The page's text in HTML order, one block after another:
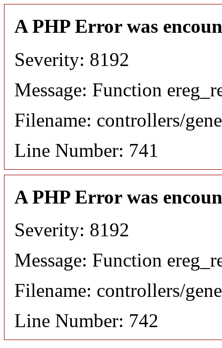
A PHP Error was
Severity: 8192
Message: Function
Filename: controllers/
Line Number: 741
A PHP Error was
Severity: 8192
Message: Function
Filename: controllers/
Line Number: 742